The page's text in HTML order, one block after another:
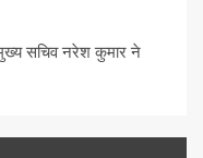
सचिव नरेश कुमार ने